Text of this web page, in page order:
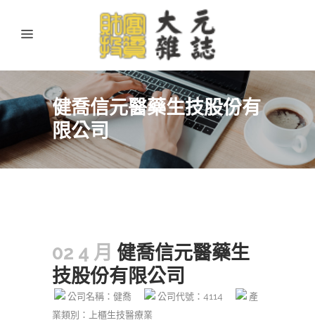
健喬信元醫藥生技股份有
限公司
02 4 月 健喬信元醫藥生
技股份有限公司
公司名稱：健喬 公司代號：4114
產
業類別：上櫃生技醫療業